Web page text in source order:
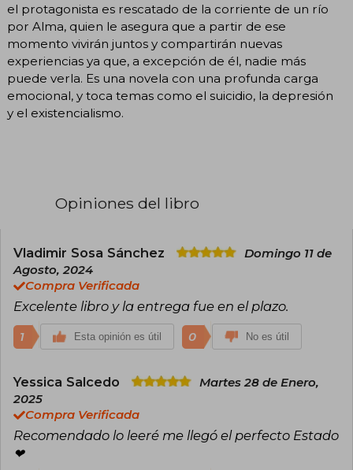
el protagonista es rescatado de la corriente de un río
por Alma, quien le asegura que a partir de ese
momento vivirán juntos y compartirán nuevas
experiencias ya que, a excepción de él, nadie más
puede verla. Es una novela con una profunda carga
emocional, y toca temas como el suicidio, la depresión
y el existencialismo.
Opiniones del libro
Vladimir Sosa Sánchez
Domingo 11 de
Agosto, 2024
Compra Verificada
Excelente libro y la entrega fue en el plazo.
1 Esta opinión es útil 0 No es útil
Yessica Salcedo
Martes 28 de Enero,
2025
Compra Verificada
Recomendado lo leeré me llegó el perfecto Estado
❤